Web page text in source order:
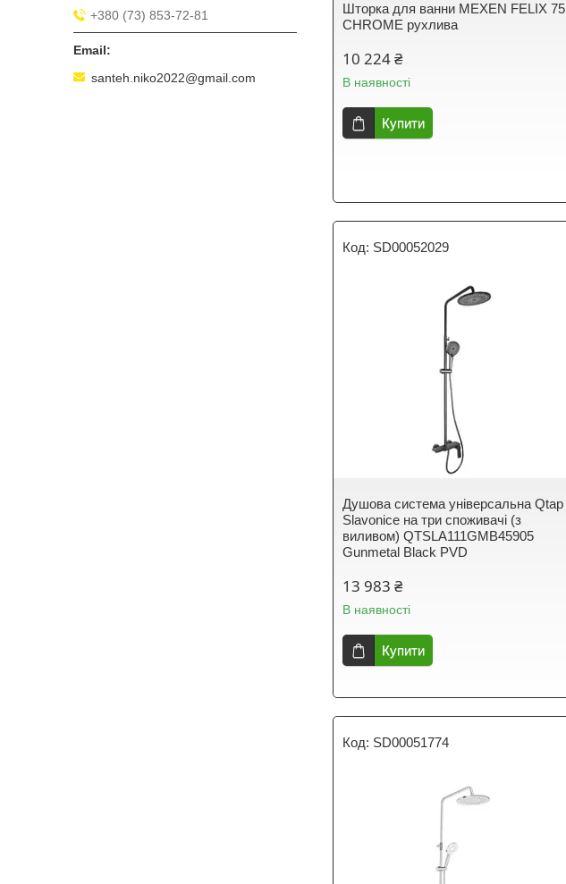
Шторка для ванни MEXEN FELIX 75
CHROME рухлива
10 224 ₴
В наявності
Купити
SD00052029
Душова система універсальна Qtap
Slavonice на три споживачі (з
виливом) QTSLA111GMB45905
Gunmetal Black PVD
13 983 ₴
В наявності
Купити
SD00051774
+380 (73) 853-72-81
santeh.niko2022@gmail.com